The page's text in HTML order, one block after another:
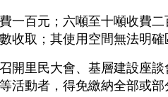
一百元；六噸至十噸收費
收取；其使用空間無法明
開里民大會、基層建設座
活動者，得免繳納全部或